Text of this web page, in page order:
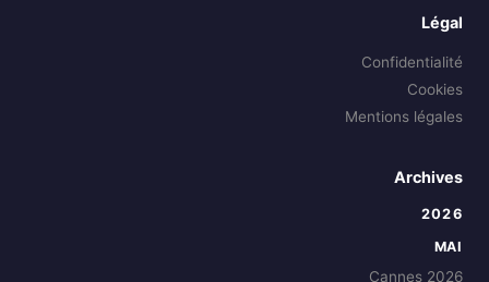
Légal
Confidentialité
Cookies
Mentions légales
Archives
2026
MAI
Cannes 2026